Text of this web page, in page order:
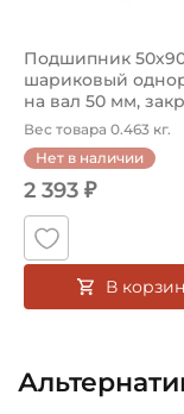
Тип наружного
Цилиндрическое
Вид уплотнения:
Уплотнение 2RS
Способ фиксации
Натяг
Смазка:
Страна
Малайзия
Подшипник
шариковый
на вал 50 мм,
Арт...
Вес товара 0.463 кг.
Нет в наличии
2 393 ₽
В